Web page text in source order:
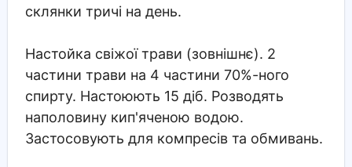
склянки тричі на день.
Настойка свіжої трави (зовнішнє). 2
частини трави на 4 частини 70%-ного
спирту. Настоюють 15 діб. Розводять
наполовину кип'яченою водою.
Застосовують для компресів та обмивань.